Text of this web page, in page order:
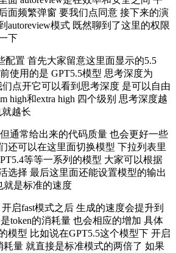
面频繁弹窗 要我们点同意 接下来的演
autoreview模式 既然聊到了这里的权限
下
配置 首先大家留意这里面显示的5.5
使用的是 GPT5.5模型 思考深度为
们点开它可以看到思考深度 是可以自由
high和extra high 四个级别 思考深度越
越长
通常给出来的代码质量 也会更好一些
还可以在这里面切换模型 下拉列表里
等等一系列的模型 大家可以根据
选择 最后这里面还能设置模型的输出
就是标准的速度
启fast模式之后 生成的速度会提升到
token的消耗量 也会相应的增加 具体
模型 比如说在GPT5.5这个模型下 开启
耗量 就直接是标准模式的两倍了 如果